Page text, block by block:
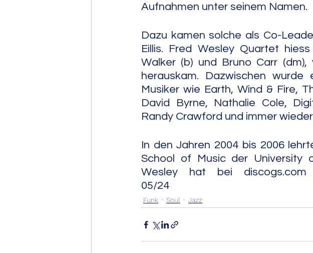
Aufnahmen unter seinem Namen.
Dazu kamen solche als Co-
Eillis. Fred Wesley Quartet
Walker (b) und Bruno Carr
herauskam. Dazwischen
Musiker wie Earth, Wind & Fire,
David Byrne, Nathalie Cole,
Randy Crawford und immer
In den Jahren 2004 bis 2006
School of Music der University
Wesley hat bei
05/24
Funk Soul Jazz